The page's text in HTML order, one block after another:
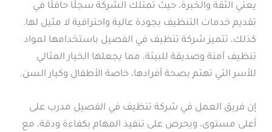
يعني الثقة والخبرة، حيث تمتلك الشركة سجلًا حافلًا في
تقديم خدمات التنظيف بجودة عالية واحترافية لا مثيل لها.
كذلك، تتميز شركة تنظيف في الفصيل باستخدامها لمواد
تنظيف آمنة وصديقة للبيئة، مما يجعلها الخيار المثالي
للأسر التي تهتم بصحة أفرادها، خاصة الأطفال وكبار السن.
إن فريق العمل في شركة تنظيف في الفصيل مدرب على
أعلى مستوى، ويحرص على تنفيذ المهام بكفاءة ودقة، مع